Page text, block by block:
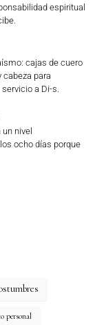
espiritual
cajas de cuero
cabeza para
a Di-s.
nivel
ocho días porque
personal